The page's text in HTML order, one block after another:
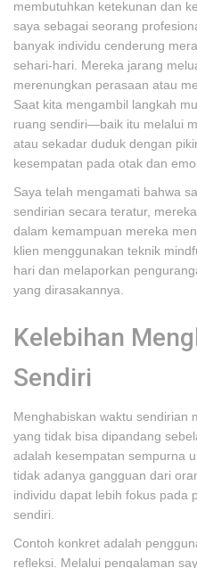
membutuhkan ketekunan dan
saya sebagai seorang
banyak individu cenderung
sehari-hari. Mereka jarang
merenungkan perasaan atau
Saat kita mengambil langkah
ruang sendiri—baik itu melalui
atau sekadar duduk dengan
kesempatan pada otak dan
Saya telah mengamati bahwa
sendirian secara teratur,
dalam kemampuan mereka
klien menggunakan teknik
hari dan melaporkan
yang dirasakannya.
Kelebihan
Sendiri
Menghabiskan waktu sendirian
yang tidak bisa dipandang
adalah kesempatan sempurna
tidak adanya gangguan dari
individu dapat lebih fokus pada
sendiri.
Contoh konkret adalah
refleksi. Melalui pengalaman